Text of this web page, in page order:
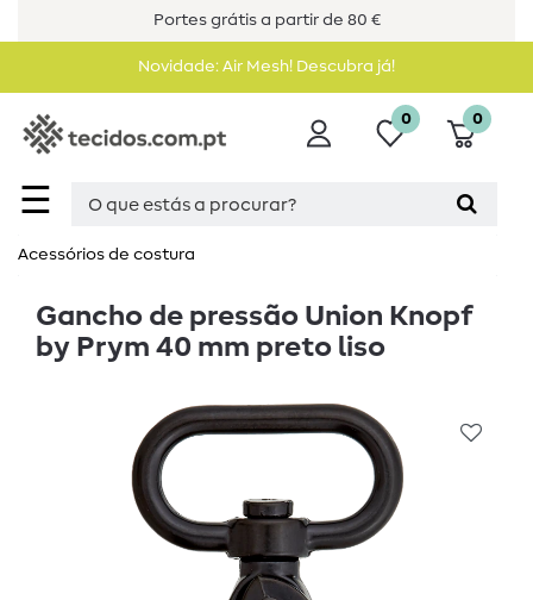
Portes grátis a partir de 80 €
Novidade: Air Mesh! Descubra já!
☰
0 0
Acessórios de costura​
Gancho de pressão Union Knopf
by Prym 40 mm preto liso